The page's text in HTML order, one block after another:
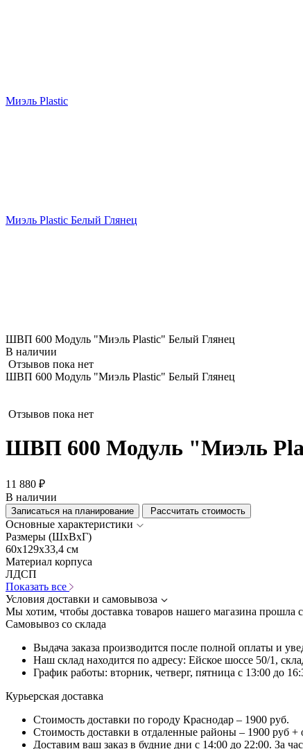
Миэль Plastic
Миэль Plastic Белый Глянец
ШВП 600 Модуль "Миэль Plastic" Белый Глянец
В наличии
Отзывов пока нет
ШВП 600 Модуль "Миэль Plastic" Белый Глянец
Отзывов пока нет
ШВП 600 Модуль "Миэль
11 880 ₽
В наличии
Записаться на планирование Рассчитать стоимость
Основные характеристики
Размеры (ШхВхГ)
60x129x33,4 см
Материал корпуса
ЛДСП
Показать все
Условия доставки и самовывоза
Мы хотим, чтобы доставка товаров нашего магазина прошла
Самовывоз со склада
Выдача заказа производится после полной оплаты и
Наш склад находится по адресу: Ейское шоссе 50/1,
График работы: вторник, четверг, пятница с 13:00 до
Курьерская доставка
Стоимость доставки по городу Краснодар – 1900 руб.
Стоимость доставки в отдаленные районы – 1900 руб
Доставим ваш заказ в будние дни с 14:00 до 22:00. За